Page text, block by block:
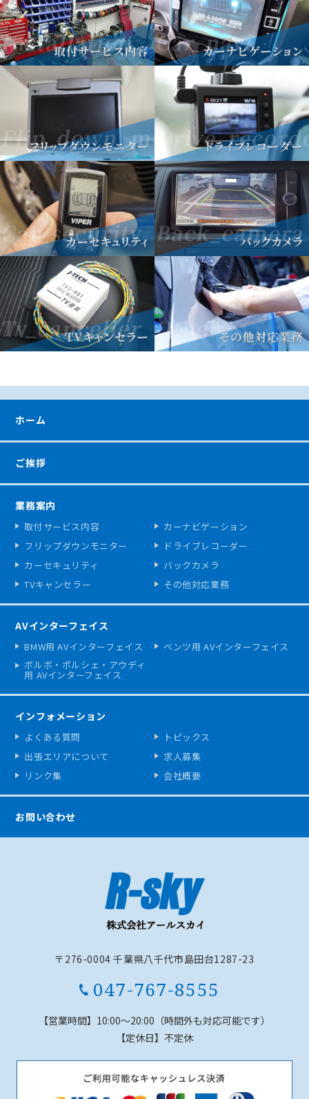
ホーム
ご挨拶
業務案内
取付サービス内容
カーナビゲーション
フリップダウンモニター
ドライブレコーダー
カーセキュリティ
バックカメラ
TVキャンセラー
その他対応業務
AVインターフェイス
BMW用 AVインターフェイス
ベンツ用 AVインターフェイス
ボルボ・ポルシェ・アウディ
用 AVインターフェイス
インフォメーション
よくある質問
トピックス
出張エリアについて
求人募集
リンク集
会社概要
お問い合わせ
〒276-0004 千葉県八千代市島田台1287-23
047-767-8555
【営業時間】 10:00～20:00（時間外も対応可能です）
【定休日】不定休